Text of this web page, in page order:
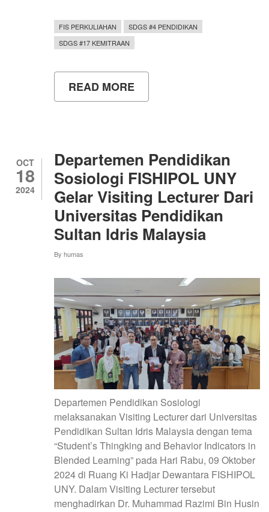
FIS PERKULIAHAN
SDGS #4 PENDIDIKAN
SDGS #17 KEMITRAAN
READ MORE
DOSEN
‘KESIAPAN
GURU
DALAM
MEMANFAATKAN
ARIFICIAL
INTELLIGENCE
DALAM
PROSES
PEMBELAJARAN’
OCT
18
2024
Departemen Pendidikan
Sosiologi FISHIPOL UNY
Gelar Visiting Lecturer Dari
Universitas Pendidikan
Sultan Idris Malaysia
By humas
Departemen Pendidikan Sosiologi
melaksanakan Visiting Lecturer dari Universitas
Pendidikan Sultan Idris Malaysia dengan tema
“Student’s Thingking and Behavior Indicators in
Blended Learning” pada Hari Rabu, 09 Oktober
2024 di Ruang Ki Hadjar Dewantara FISHIPOL
UNY. Dalam Visiting Lecturer tersebut
menghadirkan Dr. Muhammad Razimi Bin Husin